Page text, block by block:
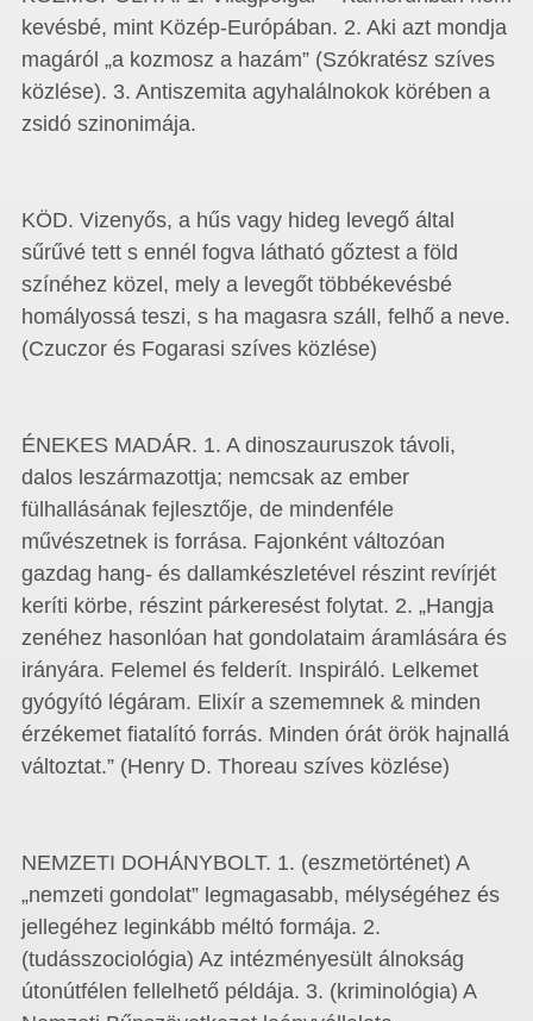
kevésbé, mint Közép-Európában. 2. Aki azt mondja
magáról „a kozmosz a hazám” (Szókratész szíves
közlése). 3. Antiszemita agyhalálnokok körében a
zsidó szinonimája.
KÖD. Vizenyős, a hűs vagy hideg levegő által
sűrűvé tett s ennél fogva látható gőztest a föld
színéhez közel, mely a levegőt többékevésbé
homályossá teszi, s ha magasra száll, felhő a neve.
(Czuczor és Fogarasi szíves közlése)
ÉNEKES MADÁR. 1. A dinoszauruszok távoli,
dalos leszármazottja; nemcsak az ember
fülhallásának fejlesztője, de mindenféle
művészetnek is forrása. Fajonként változóan
gazdag hang- és dallamkészletével részint revírjét
keríti körbe, részint párkeresést folytat. 2. „Hangja
zenéhez hasonlóan hat gondolataim áramlására és
irányára. Felemel és felderít. Inspiráló. Lelkemet
gyógyító légáram. Elixír a szememnek & minden
érzékemet fiatalító forrás. Minden órát örök hajnallá
változtat.” (Henry D. Thoreau szíves közlése)
NEMZETI DOHÁNYBOLT. 1. (eszmetörténet) A
„nemzeti gondolat” legmagasabb, mélységéhez és
jellegéhez leginkább méltó formája. 2.
(tudásszociológia) Az intézményesült álnokság
útonútfélen fellelhető példája. 3. (kriminológia) A